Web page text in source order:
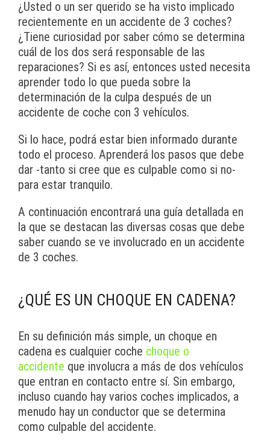
¿Usted o un ser querido se ha visto implicado
recientemente en un accidente de 3 coches?
¿Tiene curiosidad por saber cómo se determina
cuál de los dos será responsable de las
reparaciones? Si es así, entonces usted necesita
aprender todo lo que pueda sobre la
determinación de la culpa después de un
accidente de coche con 3 vehículos.
Si lo hace, podrá estar bien informado durante
todo el proceso. Aprenderá los pasos que debe
dar -tanto si cree que es culpable como si no-
para estar tranquilo.
A continuación encontrará una guía detallada en
la que se destacan las diversas cosas que debe
saber cuando se ve involucrado en un accidente
de 3 coches.
¿QUÉ ES UN CHOQUE EN CADENA?
En su definición más simple, un choque en
cadena es cualquier coche choque o
accidente que involucra a más de dos vehículos
que entran en contacto entre sí. Sin embargo,
incluso cuando hay varios coches implicados, a
menudo hay un conductor que se determina
como culpable del accidente.